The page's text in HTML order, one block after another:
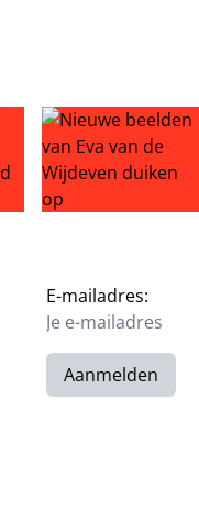
E-mailadres:
Aanmelden